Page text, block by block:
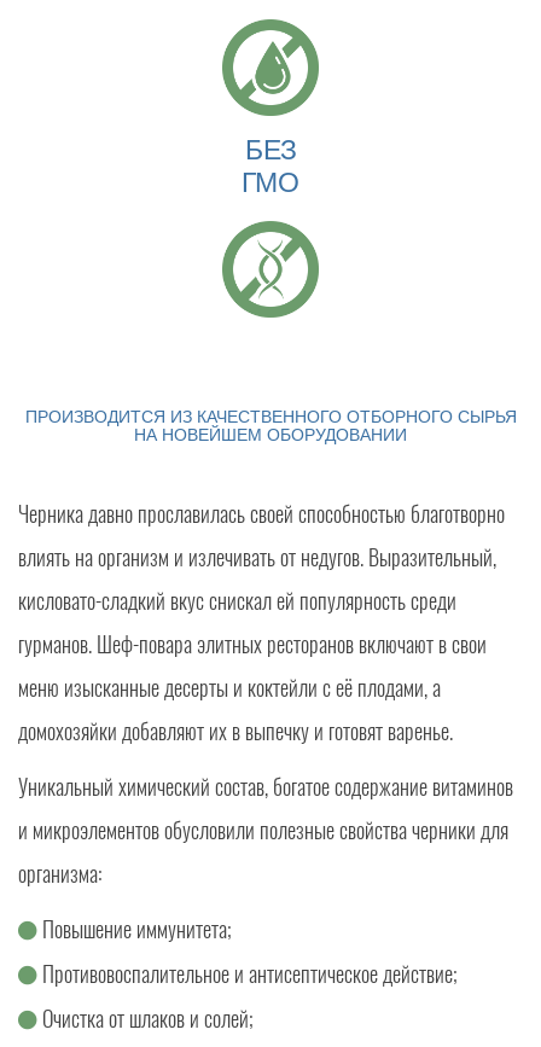
БЕЗ
ГМО
ПРОИЗВОДИТСЯ ИЗ КАЧЕСТВЕННОГО ОТБОРНОГО СЫРЬЯ
НА НОВЕЙШЕМ ОБОРУДОВАНИИ
Черника давно прославилась своей способностью благотворно
влиять на организм и излечивать от недугов. Выразительный,
кисловато-сладкий вкус снискал ей популярность среди
гурманов. Шеф-повара элитных ресторанов включают в свои
меню изысканные десерты и коктейли с её плодами, а
домохозяйки добавляют их в выпечку и готовят варенье.
Уникальный химический состав, богатое содержание витаминов
и микроэлементов обусловили полезные свойства черники для
организма:
Повышение иммунитета;
Противовоспалительное и антисептическое действие;
Очистка от шлаков и солей;